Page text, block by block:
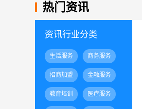
热门资讯
资讯行业分类
生活服务 商务服务
招商加盟 金融服务
教育培训 医疗服务